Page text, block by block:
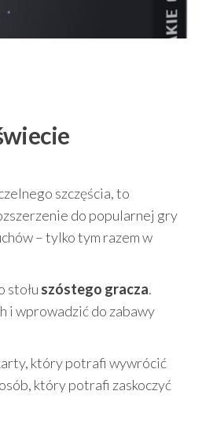
szczęścia, to
do popularnej gry
– tylko tym razem w
stołu szóstego gracza.
i wprowadzić do zabawy
który potrafi wywrócić
który potrafi zaskoczyć